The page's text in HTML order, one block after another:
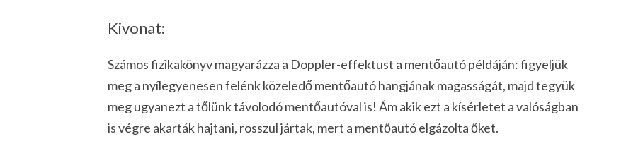
Kivonat:
Számos fizikakönyv magyarázza a Doppler-effektust a mentőautó példáján: figyeljük
meg a nyílegyenesen felénk közeledő mentőautó hangjának magasságát, majd tegyük
meg ugyanezt a tőlünk távolodó mentőautóval is! Ám akik ezt a kísérletet a valóságban
is végre akarták hajtani, rosszul jártak, mert a mentőautó elgázolta őket.